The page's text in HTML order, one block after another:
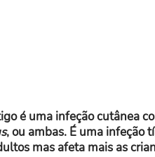
é uma infeção cutânea
, ou ambas. É uma infeção
mas afeta mais as